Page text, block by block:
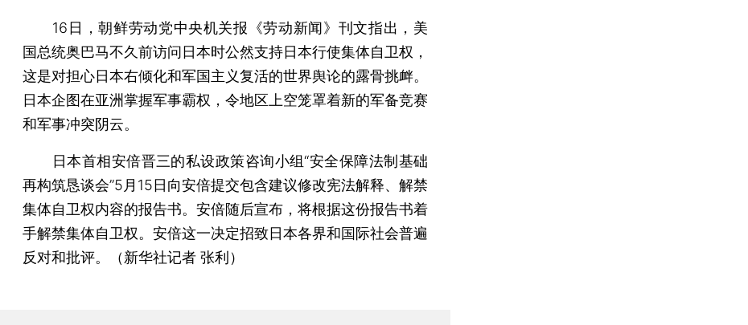
16日，朝鲜劳动党中央机关报《劳动新闻》刊文指出，美
国总统奥巴马不久前访问日本时公然支持日本行使集体自卫权，
这是对担心日本右倾化和军国主义复活的世界舆论的露骨挑衅。
日本企图在亚洲掌握军事霸权，令地区上空笼罩着新的军备竞赛
和军事冲突阴云。
日本首相安倍晋三的私设政策咨询小组“安全保障法制基础
再构筑恳谈会”5月15日向安倍提交包含建议修改宪法解释、解禁
集体自卫权内容的报告书。安倍随后宣布，将根据这份报告书着
手解禁集体自卫权。安倍这一决定招致日本各界和国际社会普遍
反对和批评。（新华社记者 张利）